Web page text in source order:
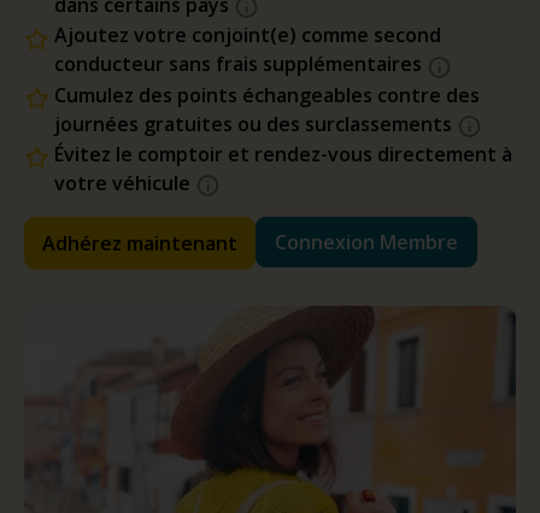
Ajoutez votre conjoint(e) comme second
conducteur sans frais supplémentaires
Cumulez des points échangeables contre des
journées gratuites ou des surclassements
Évitez le comptoir et rendez-vous directement à
votre véhicule
Adhérez maintenant Connexion Membre